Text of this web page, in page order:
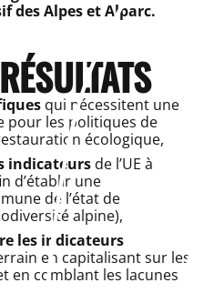
des Alpes et Alparc.
qui nécessitent une
les politiques de
écologique,
indicateurs de l’UE à
d’établir une
de l’état de
alpine),
les indicateurs
en capitalisant sur les
en comblant les lacunes